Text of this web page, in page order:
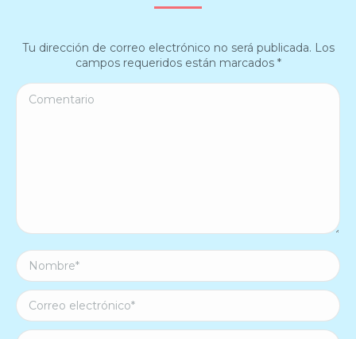
Tu dirección de correo electrónico no será publicada. Los
campos requeridos están marcados *
Comentario
Nombre *
Correo electrónico *